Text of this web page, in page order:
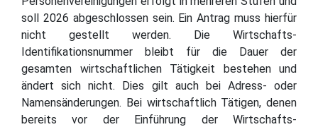
soll 2026 abgeschlossen sein. Ein Antrag muss hierfür
nicht gestellt werden. Die Wirtschafts-
Identifikationsnummer bleibt für die Dauer der
gesamten wirtschaftlichen Tätigkeit bestehen und
ändert sich nicht. Dies gilt auch bei Adress- oder
Namensänderungen. Bei wirtschaftlich Tätigen, denen
bereits vor der Einführung der Wirtschafts-